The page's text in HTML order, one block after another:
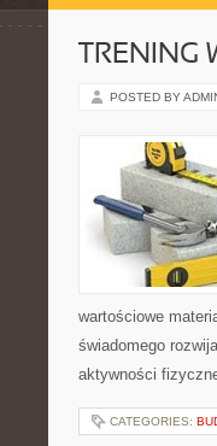
TRENING
POSTED BY
wartościowe
świadomego
aktywności
CATEGORIES: